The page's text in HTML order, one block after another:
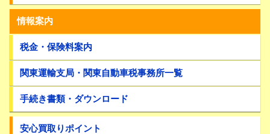
情報案内
税金・保険料案内
関東運輸支局・関東自動車税事務所一覧
手続き書類・ダウンロード
安心買取りポイント